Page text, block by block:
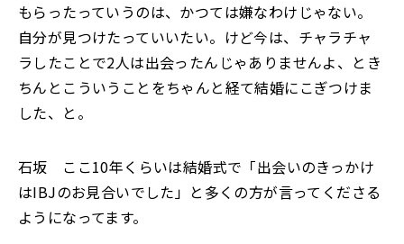
もらったっていうのは、かつては嫌なわけじゃない。
自分が見つけたっていいたい。けど今は、チャラチャ
ラしたことで2人は出会ったんじゃありませんよ、とき
ちんとこういうことをちゃんと経て結婚にこぎつけま
した、と。
石坂 ここ10年くらいは結婚式で「出会いのきっかけ
はIBJのお見合いでした」と多くの方が言ってくださる
ようになってます。